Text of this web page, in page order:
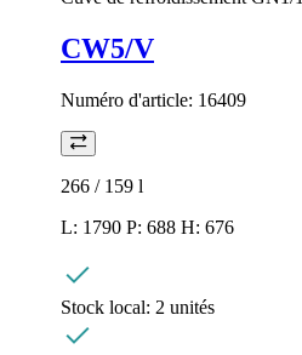
CW5/V
Numéro d'article: 16409
266 / 159 l
L: 1790 P: 688 H: 676
Stock local: 2 unités